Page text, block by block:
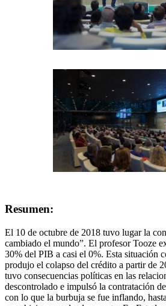
Resumen:
El 10 de octubre de 2018 tuvo lugar la
cambiado el mundo”. El profesor Tooze
30% del PIB a casi el 0%. Esta situación
produjo el colapso del crédito a partir de
tuvo consecuencias políticas en las
descontrolado e impulsó la contratación
con lo que la burbuja se fue inflando,